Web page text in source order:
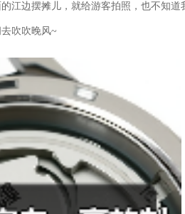
江边摆摊儿，就给游客拍照，也不知
吹吹晚风~